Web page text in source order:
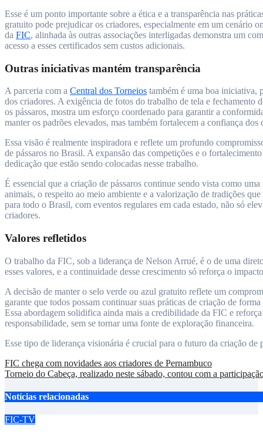
Esse é um ponto importante sobre a ética e a transparência nas
gratuito pode prejudicar os criadores, especialmente em um cenário
da FIC, alinhada às outras associações interligadas demonstra um
acesso a esses certificados sem custos adicionais.
Outras iniciativas mantém transparência
A parceria com a Central dos Torneios também é uma boa iniciativa,
dos criadores. A exigência de fotos do trabalho de tela e
os pássaros, mostra um esforço coordenado para garantir a
manter os padrões elevados, mas também fortalecem a confiança dos
Essa visão é realmente inspiradora e reflete um profundo
de pássaros no Brasil. A expansão das competições e o
dedicação que estão sendo colocadas nesse trabalho.
É essencial que a criação de pássaros continue sendo vista como
animais, o respeito ao meio ambiente e a valorização de tradições
para todo o Brasil, com eventos regulares em cada estado, não só
criadores.
Valores refletidos
O trabalho da FIC, sob a liderança de Nelson Arrué, é o de uma
esses valores, e a continuidade desse crescimento só reforça o
A decisão de manter o selo verde ou azul gratuito reflete um
garante que todos possam continuar suas práticas de criação de
Essa abordagem solidifica ainda mais a credibilidade da FIC e
responsabilidade, sem se tornar uma fonte de exploração financeira.
Esse tipo de liderança visionária é crucial para o futuro da criação de
Navegação
de
Post
FIC chega com novidades aos criadores de Pernambuco
Torneio do Cabeça, realizado neste sábado, contou com a
Notícias relacionadas
FIC-TV